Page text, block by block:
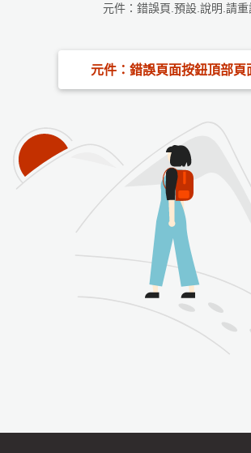
元件：錯誤頁.預設.說明.請重
元件：錯誤頁面按鈕頂部頁